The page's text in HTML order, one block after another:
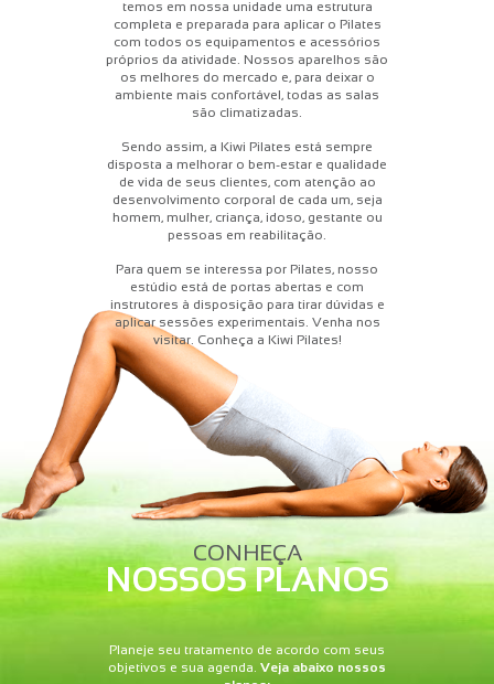
temos em nossa unidade uma estrutura
completa e preparada para aplicar o Pilates
com todos os equipamentos e acessórios
próprios da atividade. Nossos aparelhos são
os melhores do mercado e, para deixar o
ambiente mais confortável, todas as salas
são climatizadas.
Sendo assim, a Kiwi Pilates está sempre
disposta a melhorar o bem-estar e qualidade
de vida de seus clientes, com atenção ao
desenvolvimento corporal de cada um, seja
homem, mulher, criança, idoso, gestante ou
pessoas em reabilitação.
Para quem se interessa por Pilates, nosso
estúdio está de portas abertas e com
instrutores à disposição para tirar dúvidas e
aplicar sessões experimentais. Venha nos
visitar. Conheça a Kiwi Pilates!
CONHEÇA
NOSSOS PLANOS
Planeje seu tratamento de acordo com seus
objetivos e sua agenda. Veja abaixo nossos